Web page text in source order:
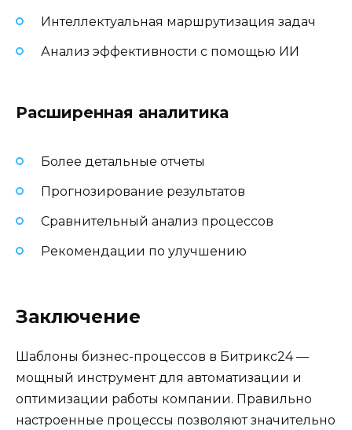
Интеллектуальная маршрутизация задач
Анализ эффективности с помощью ИИ
Расширенная аналитика
Более детальные отчеты
Прогнозирование результатов
Сравнительный анализ процессов
Рекомендации по улучшению
Заключение
Шаблоны бизнес-процессов в Битрикс24 —
мощный инструмент для автоматизации и
оптимизации работы компании. Правильно
настроенные процессы позволяют значительно